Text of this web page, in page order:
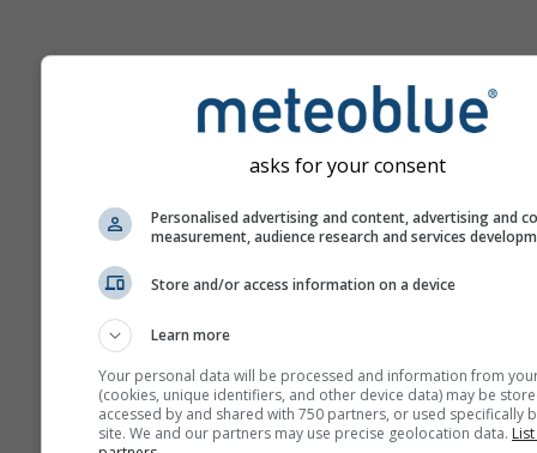
asks for your consent
Personalised advertising and content, advertising and
measurement, audience research and services
Store and/or access information on a device
Learn more
Your personal data will be processed and information from
(cookies, unique identifiers, and other device data) may be
accessed by and shared with 750 partners, or used specifically
site. We and our partners may use precise geolocation data.